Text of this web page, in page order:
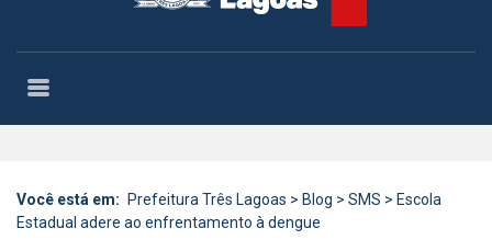
Você está em: Prefeitura Três Lagoas > Blog > SMS > Escola
Estadual adere ao enfrentamento à dengue